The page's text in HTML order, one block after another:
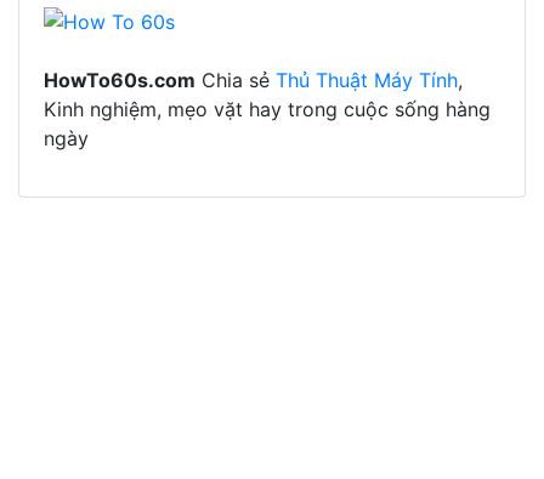
HowTo60s.com Chia sẻ Thủ Thuật Máy Tính,
Kinh nghiệm, mẹo vặt hay trong cuộc sống hàng
ngày